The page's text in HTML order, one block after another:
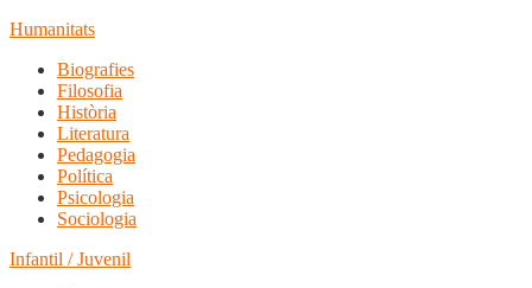
Humanitats
Biografies
Filosofia
Història
Literatura
Pedagogia
Política
Psicologia
Sociologia
Infantil / Juvenil